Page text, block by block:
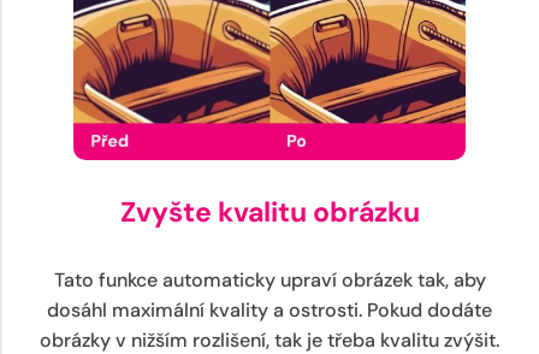
Zvyšte kvalitu obrázku
Tato funkce automaticky upraví obrázek tak, aby
dosáhl maximální kvality a ostrosti. Pokud dodáte
obrázky v nižším rozlišení, tak je třeba kvalitu zvýšit.